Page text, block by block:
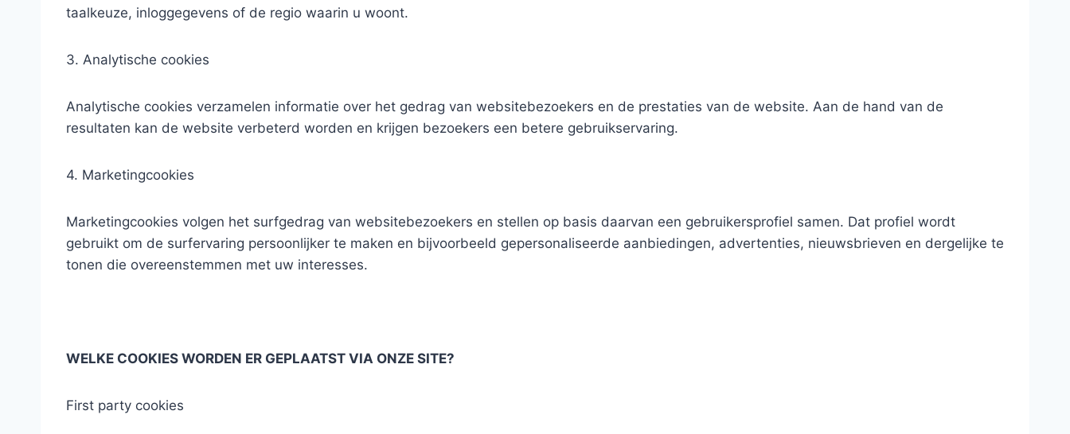
taalkeuze, inloggegevens of de regio waarin u woont.
3. Analytische cookies
Analytische cookies verzamelen informatie over het gedrag van websitebezoekers en de prestaties van de website. Aan de hand van de
resultaten kan de website verbeterd worden en krijgen bezoekers een betere gebruikservaring.
4. Marketingcookies
Marketingcookies volgen het surfgedrag van websitebezoekers en stellen op basis daarvan een gebruikersprofiel samen. Dat profiel wordt
gebruikt om de surfervaring persoonlijker te maken en bijvoorbeeld gepersonaliseerde aanbiedingen, advertenties, nieuwsbrieven en dergelijke te
tonen die overeenstemmen met uw interesses.
WELKE COOKIES WORDEN ER GEPLAATST VIA ONZE SITE?
First party cookies